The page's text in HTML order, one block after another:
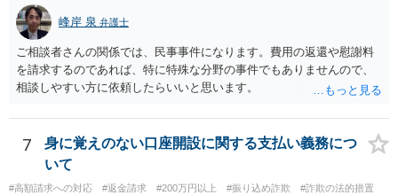
峰岸 泉 弁護士
ご相談者さんの関係では、民事事件になります。費用の返還や慰謝料
を請求するのであれば、特に特殊な分野の事件でもありませんので、
相談しやすい方に依頼したらいいと思います。
7
身に覚えのない口座開設に関する支払い義務につ
いて
#高額請求への対応 #返金請求 #200万円以上 #振り込め詐欺
#詐欺の法的措置